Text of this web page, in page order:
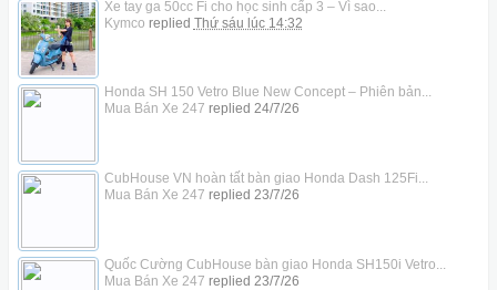
Xe tay ga 50cc Fi cho học sinh cấp 3 – Vì sao...
Kymco replied Thứ sáu lúc 14:32
Honda SH 150 Vetro Blue New Concept – Phiên bản...
Mua Bán Xe 247 replied 24/7/26
CubHouse VN hoàn tất bàn giao Honda Dash 125Fi...
Mua Bán Xe 247 replied 23/7/26
Quốc Cường CubHouse bàn giao Honda SH150i Vetro...
Mua Bán Xe 247 replied 23/7/26